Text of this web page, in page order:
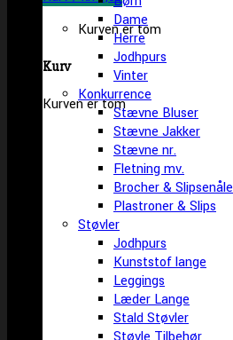
Kurven er tom
Kurv
Kurven er tom
Dame
Herre
Jodhpurs
Vinter
Konkurrence
Stævne Bluser
Stævne Jakker
Stævne nr.
Fletning mv.
Brocher & Slipsenåle
Plastroner & Slips
Støvler
Jodhpurs
Kunststof lange
Leggings
Læder Lange
Stald Støvler